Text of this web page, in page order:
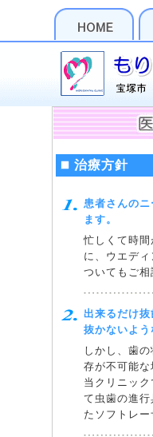
治療方針
患者さんの
ます。
忙しくて時
に、ウエデ
ついてもご相
出来るだけ
抜かないよう
しかし、歯
存が不可能な
当クリニッ
て虫歯の進
たソフトレー